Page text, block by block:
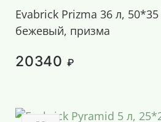
Evabrick Prizma 36 л, 50*35
бежевый, призма
20340 ₽